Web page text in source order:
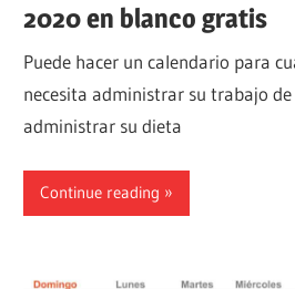
2020 en blanco gratis
Puede hacer un calendario para
necesita administrar su trabajo de
administrar su dieta
Continue reading